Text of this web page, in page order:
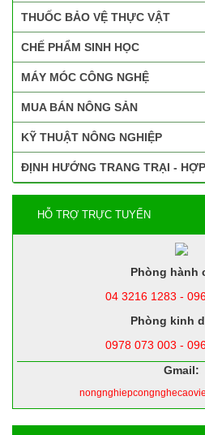
THUỐC BẢO VỆ THỰC VẬT
CHẾ PHẨM SINH HỌC
MÁY MÓC CÔNG NGHỆ
MUA BÁN NÔNG SẢN
KỸ THUẬT NÔNG NGHIỆP
ĐỊNH HƯỚNG TRANG TRẠI -
HỖ TRỢ TRỰC TUYẾN
Phòng hành
04 3216 1283 -
Phòng kinh
0978 073 003 -
Gmail: